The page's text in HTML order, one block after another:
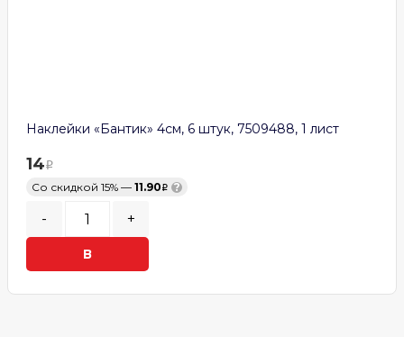
Наклейки «Бантик» 4см, 6 штук, 7509488, 1 лист
14
Со скидкой 15% — 11.90 ?
- +
В